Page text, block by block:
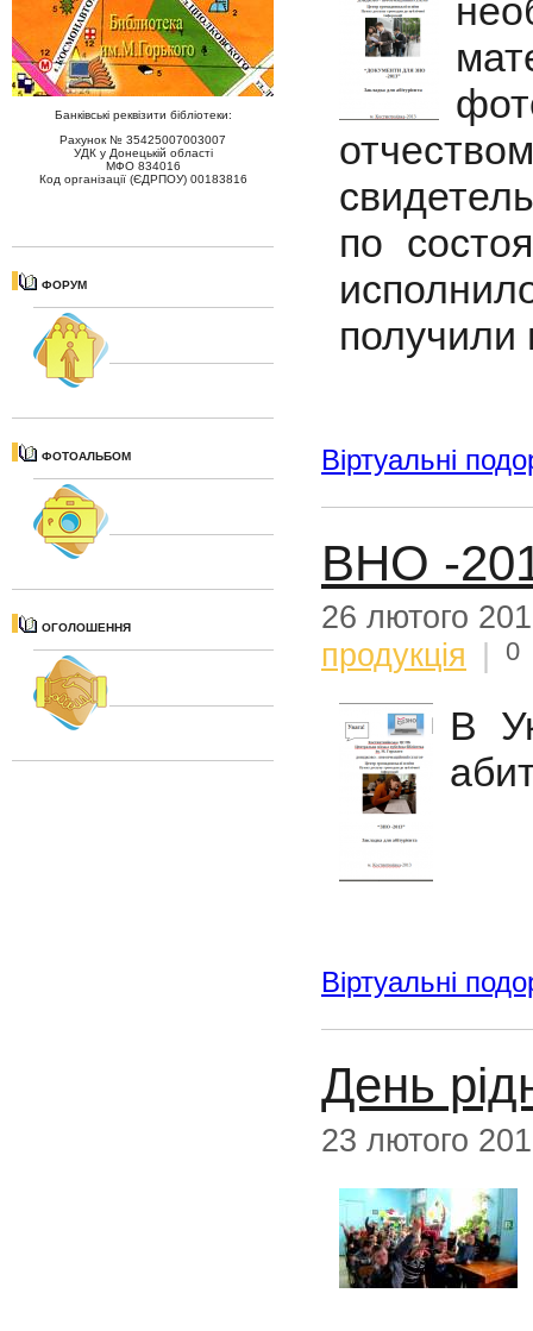
Банківські реквізити бібліотеки:
Рахунок № 35425007003007
УДК у Донецькій області
МФО 834016
Код організації (ЄДРПОУ) 00183816
ФОРУМ
ФОТОАЛЬБОМ
ОГОЛОШЕННЯ
по
получили
Віртуальні
ВНО -
26 лютого
продукція
0
В
Віртуальні
День
23 лютого